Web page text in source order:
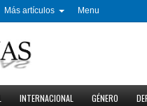
Más artículos Menu
INTERNACIONAL GÉNERO